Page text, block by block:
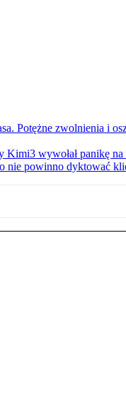
Potężne zwolnienia i
wywołał panikę na
nie powinno dyktować